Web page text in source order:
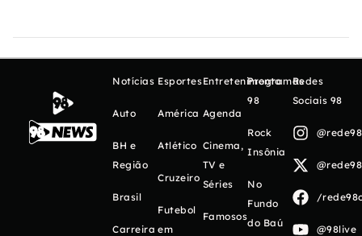
Notícias
Auto
BH e
Região
Brasil
Carreira
Esportes
América
Atlético
Cruzeiro
Futebol
em
Entretenimento
Agenda
Cinema,
TV e
Séries
Famosos
Programas
98
Rock
Insônia
No
Fundo
do Baú
Redes
Sociais 98
/
@98live